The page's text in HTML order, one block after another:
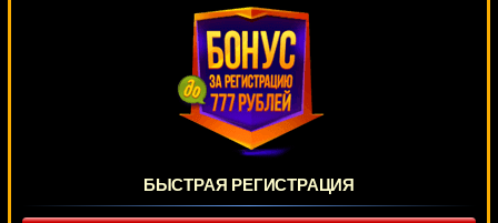
БЫСТРАЯ РЕГИСТРАЦИЯ